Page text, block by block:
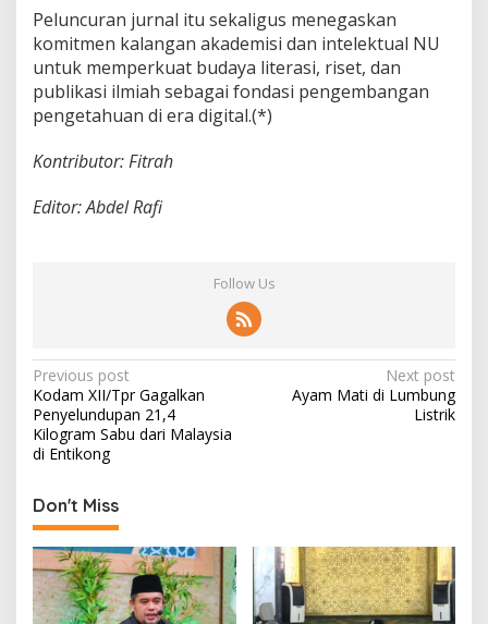
Peluncuran jurnal itu sekaligus menegaskan
komitmen kalangan akademisi dan intelektual NU
untuk memperkuat budaya literasi, riset, dan
publikasi ilmiah sebagai fondasi pengembangan
pengetahuan di era digital.(*)
Kontributor: Fitrah
Editor: Abdel Rafi
Follow Us
P
o
s
t
n
a
v
i
Previous post
Kodam XII/Tpr Gagalkan
Penyelundupan 21,4
Kilogram Sabu dari Malaysia
di Entikong
Next post
Ayam Mati di Lumbung
Listrik
Don't Miss